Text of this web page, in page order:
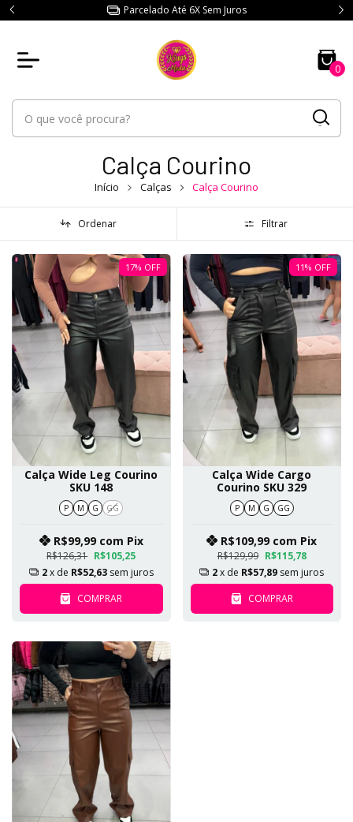
Parcelado Até 6X Sem Juros
0
Calça Courino
Início Calças Calça Courino
Ordenar Filtrar
17% OFF
Calça Wide Leg Courino
SKU 148
P M G GG
R$126,31 R$105,25
R$99,99 com Pix
2x de R$52,63 sem juros
COMPRAR
11% OFF
Calça Wide Cargo
Courino SKU 329
P M G GG
R$129,99 R$115,78
R$109,99 com Pix
2x de R$57,89 sem juros
COMPRAR